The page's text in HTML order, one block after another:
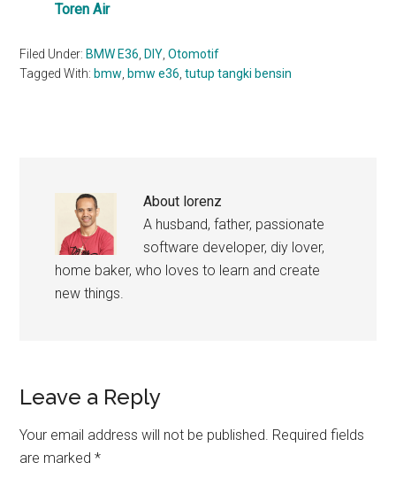
Toren Air
Filed Under: BMW E36 DIY ,Otomotif
Tagged With: bmw bmw e36 ,tutup tangki bensin
About lorenz
A husband, father, passionate
software developer, diy lover,
home baker, who loves to learn and create
new things.
Reader
Interactions
Leave a Reply
Your email address will not be published. Required fields
are marked*